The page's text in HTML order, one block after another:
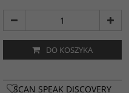
DO KOSZYKA
SCAN SPEAK DISCOVERY